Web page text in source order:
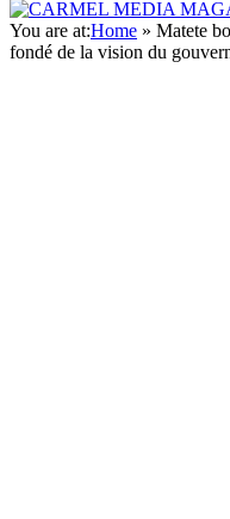
You are at:Home » Matete
fondé de la vision du